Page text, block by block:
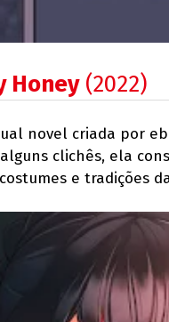
Honey(2022)
novel criada por
clichês, ela
e tradições